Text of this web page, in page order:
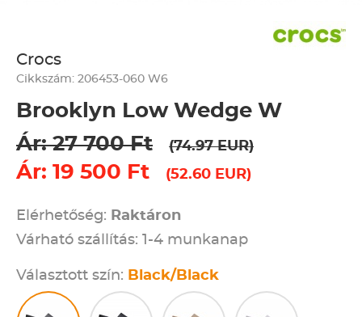
Crocs
Cikkszám: 206453-060 W6
Brooklyn Low Wedge W
Ár: 27 700 Ft
(74.97 EUR)
Ár: 19 500 Ft (52.60 EUR)
Elérhetőség: Raktáron
Várható szállítás: 1-4 munkanap
Választott szín: Black/Black